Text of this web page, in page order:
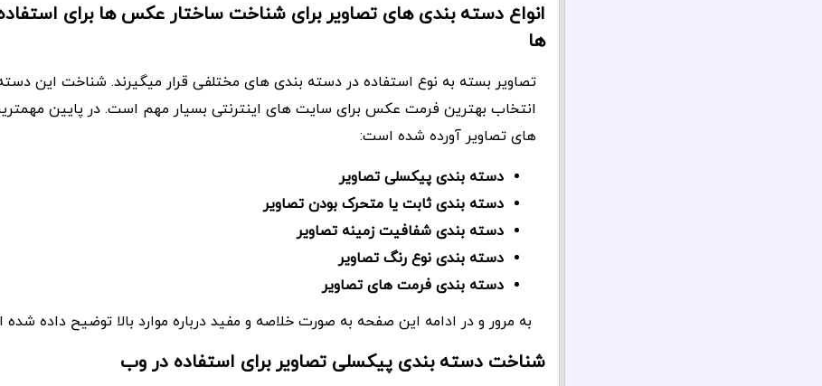
انواع دسته بندی های تصاویر برای شناخت ساختار عکس ها برای
ها
تصاویر بسته به نوع استفاده در دسته بندی های مختلفی قرار میگیرند. شناخت این
انتخاب بهترین فرمت عکس برای سایت های اینترنتی بسیار مهم است. در پایین
های تصاویر آورده شده است:
دسته بندی پیکسلی تصاویر
دسته بندی ثابت یا متحرک بودن تصاویر
دسته بندی شفافیت زمینه تصاویر
دسته بندی نوع رنگ تصاویر
دسته بندی فرمت های تصاویر
به مرور و در ادامه این صفحه به صورت خلاصه و مفید درباره موارد بالا توضیح داده
شناخت دسته بندی پیکسلی تصاویر برای استفاده در وب